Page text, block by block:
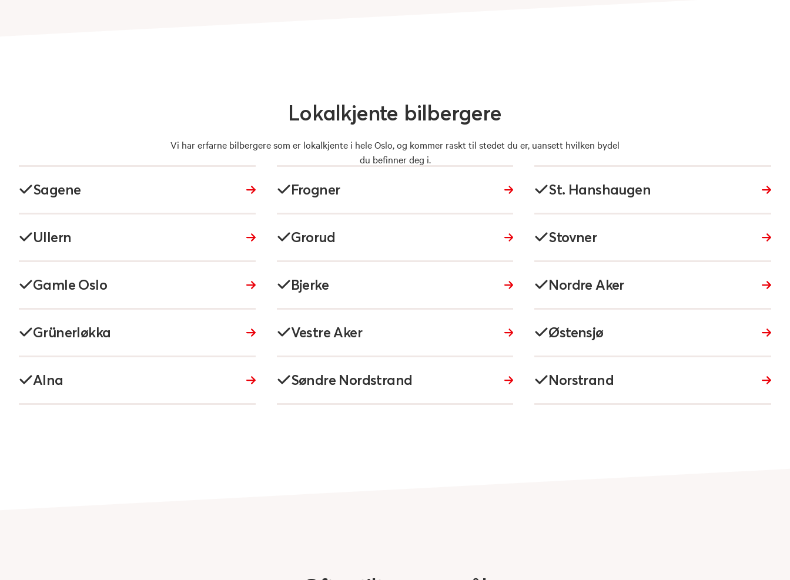
Lokalkjente bilbergere
Vi har erfarne bilbergere som er lokalkjente i hele Oslo, og kommer raskt til stedet du er, uansett hvilken bydel
du befinner deg i.
Sagene Frogner St. Hanshaugen
Ullern Grorud Stovner
Gamle Oslo Bjerke Nordre Aker
Grünerløkka Vestre Aker Østensjø
Alna Søndre Nordstrand Norstrand